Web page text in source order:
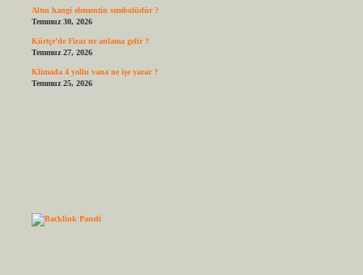
Altın hangi elementin sembolüdür ?
Temmuz 30, 2026
Kürtçe’de Firaz ne anlama gelir ?
Temmuz 27, 2026
Klimada 4 yollu vana ne işe yarar ?
Temmuz 25, 2026